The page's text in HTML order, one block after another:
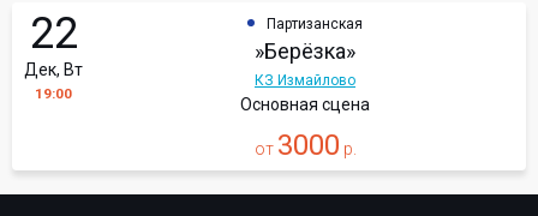
22
Дек, Вт
19:00
Партизанская
»Берёзка»
КЗ Измайлово
Основная сцена
от 3000 р.